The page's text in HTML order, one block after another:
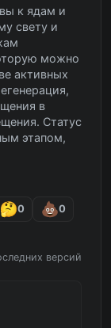
к ядам и
свету и
можно
активных
в
Статус
этапом,
0 0
версий